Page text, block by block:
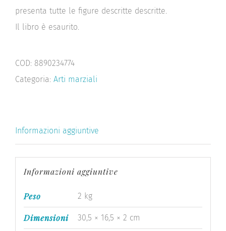
presenta tutte le figure descritte descritte.
Il libro è esaurito.
COD: 8890234774
Categoria: Arti marziali
Informazioni aggiuntive
Informazioni aggiuntive
Peso 2 kg
Dimensioni 30,5 × 16,5 × 2 cm